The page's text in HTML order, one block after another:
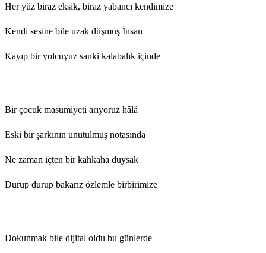
Her yüz biraz eksik, biraz yabancı kendimize
Kendi sesine bile uzak düşmüş Ìnsan
Kayıp bir yolcuyuz sanki kalabalık içinde
Bir çocuk masumiyeti arıyoruz hâlâ
Eski bir şarkının unutulmuş notasında
Ne zaman içten bir kahkaha duysak
Durup durup bakarız özlemle birbirimize
Dokunmak bile dijital oldu bu günlerde